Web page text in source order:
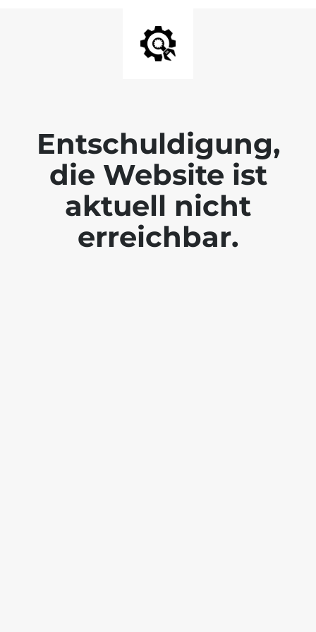
Entschuldigung,
die Website ist
aktuell nicht
erreichbar.